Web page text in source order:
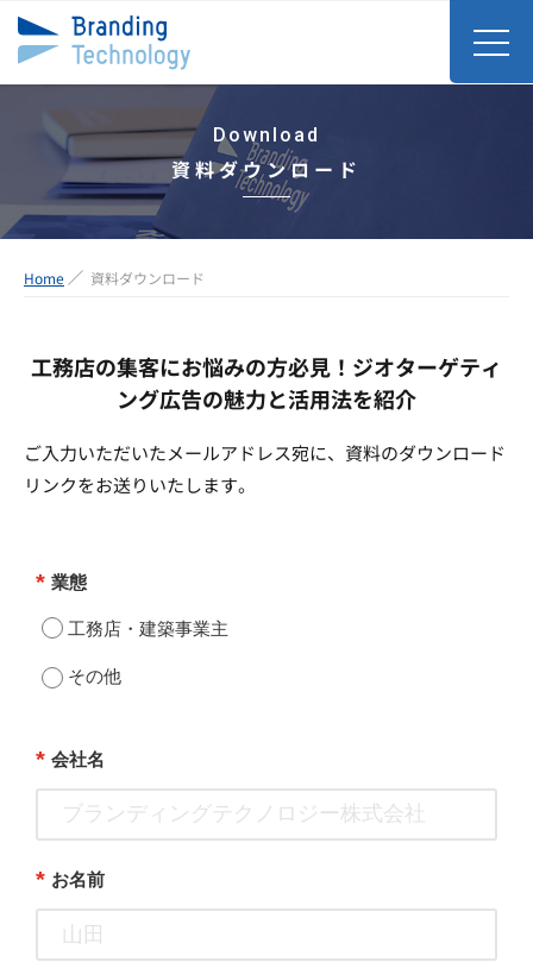
Download
資料ダウンロード
Home 資料ダウンロード
工務店の集客にお悩みの方必見！ジオターゲティ
ング広告の魅力と活用法を紹介
ご入力いただいたメールアドレス宛に、資料のダウンロード
リンクをお送りいたします。
* 業態
工務店・建築事業主
その他
* 会社名
* お名前